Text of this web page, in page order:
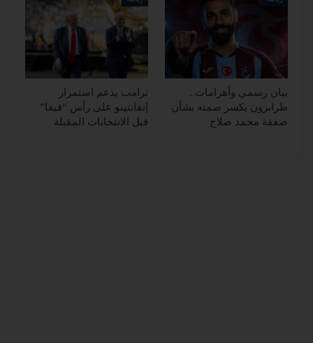
بيان رسمي وأهرامات..
طرابزون يكسر صمته بشأن
صفقة محمد صلاح
ترامب يدعم استمرار
إنفانتينو على رأس “فيفا”
قبل الانتخابات المقبلة